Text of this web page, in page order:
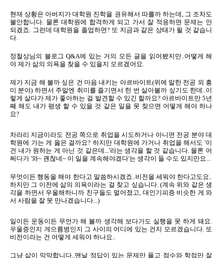
현재 상황은 아버지가 대학원 진학을 권유해서 따를까 하는데, 그 조차도
불안합니다. 물론 대학원에 합격하게 되고 가서 잘 적응하면 문제는 안
되겠죠. 그런데 대학원을 졸업하면? 또 지금과 같은 상태가 될 것 같습니
다.
정철상님의 블로그 Q&A에 있는 거의 모든 글을 읽어봤지만..어떻게 해
야 제가 삶의 의욕을 찾을 수 있을지 모르겠어요.
제가 지금 해 볼까 싶은 건 마음 내키는 아르바이트(위에 말한 전공 외 흥
미 분야) 하면서 주말엔 취미를 즐기면서 한 번 살아볼까 싶기도 한데..이
렇게 살다가 제가 좋아하는 걸 발견할 수 있긴 할까요? 아르바이트만 5년
째 해도 내가 평생 할 수 있을 것 같은 일을 못 찾으면 어떻게 해야 하나
요?
차라리 지금이라도 전공 쪽으로 취업을 시도하거나 아니면 전공 분야 대
학원에 가는 게 옳은 걸까요? 하지만 대학원에 가거나 취업을 해서도 '이
건 내가 원하는 게 아닌 것 같은데...'라는 생각을 할 것 같습니다. 물론 어
쩌다가 '와~ 괜찮네~ 이 일을 계속해야겠다'는 생각이 들 수도 있지만요...
무엇이든 행동을 해야 한다고 말씀하시겠죠..비전을 세워야 한다고도요..
하지만 그 이전에 삶의 의욕이라는 걸 찾고 싶습니다. (계속 위와 같은 생
각을 하면서 우울해하니까 친구들도 멀어졌고, 대인기피증 비슷한 게 와
서 사람을 잘 못 만나겠습니다...)
일이든 운동이든 무언가 해 볼까 생각해 보다가도 실행을 못 하게 돼요.
우울증인지 게으름병인지 그 사이의 어디에 있는 건지 모르겠습니다. 또
비전이라는 건 어떻게 세워야 하나요..
그냥 삶이 막막합니다..맨날 정답이 있는 문제만 풀고 점수와 학점만 잘